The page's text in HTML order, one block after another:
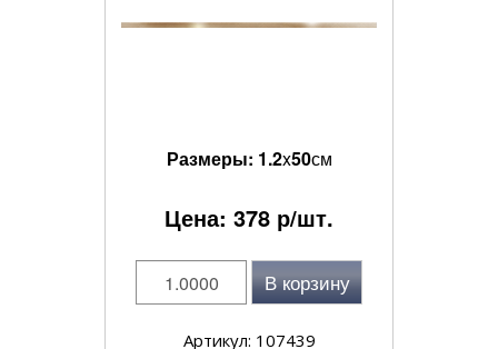
Размеры: 1.2x50см
Цена: 378 р/шт.
В корзину
Артикул: 107439